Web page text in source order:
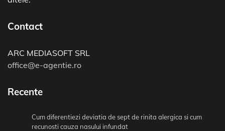
Contact
ARC MEDIASOFT SRL
office@e-agentie.ro
Recente
Cum diferentiezi deviatia de sept de rinita alergica si cum
recunosti cauza nasului infundat